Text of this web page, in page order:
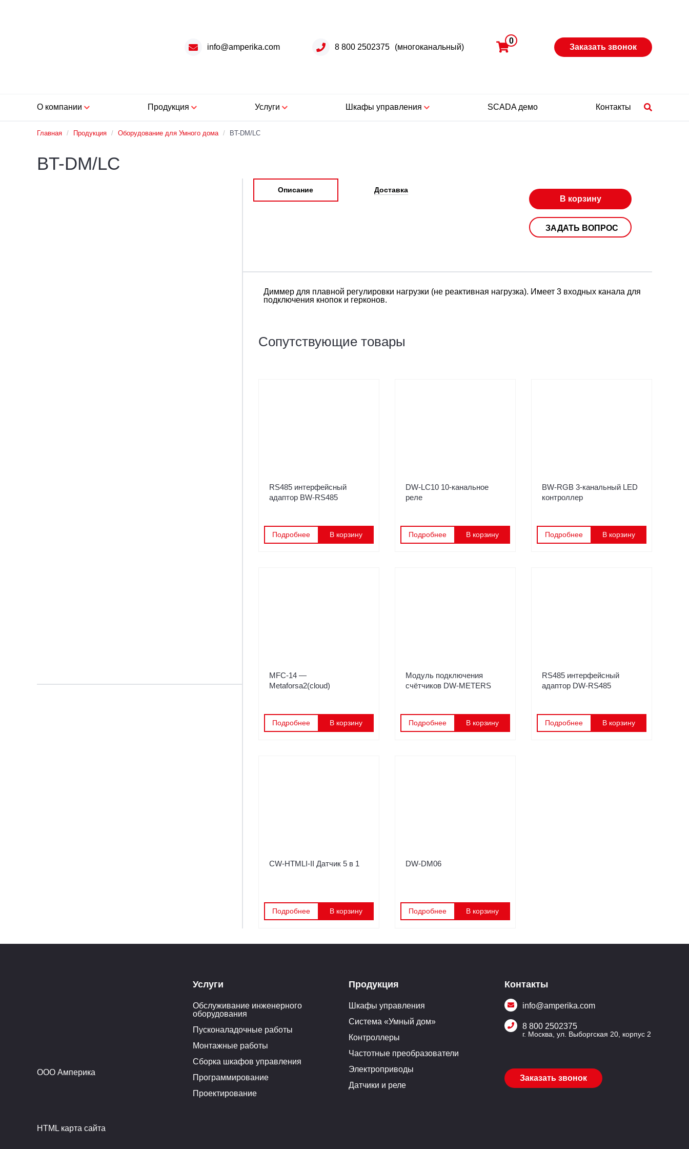
info@amperika.com 8 800 2502375 (многоканальный)
0
Заказать звонок
О компании Продукция Услуги Шкафы управления SCADA демо Контакты
Главная / Продукция / Оборудование для Умного дома / BT-DM/LC
BT-DM/LC
Описание Доставка
В корзину
ЗАДАТЬ ВОПРОС
Диммер для плавной регулировки нагрузки (не реактивная нагрузка). Имеет 3 входных канала для
подключения кнопок и герконов.
Сопутствующие товары
RS485 интерфейсный
адаптор BW-RS485
Подробнее В корзину
DW-LC10 10-канальное
реле
Подробнее В корзину
BW-RGB 3-канальный LED
контроллер
Подробнее В корзину
MFC-14 —
Metaforsa2(cloud)
Подробнее В корзину
Модуль подключения
счётчиков DW-METERS
Подробнее В корзину
RS485 интерфейсный
адаптор DW-RS485
Подробнее В корзину
CW-HTMLI-II Датчик 5 в 1
Подробнее В корзину
DW-DM06
Подробнее В корзину
ООО Амперика
HTML карта сайта
Услуги
Обслуживание инженерного
оборудования
Пусконаладочные работы
Монтажные работы
Сборка шкафов управления
Программирование
Проектирование
Продукция
Шкафы управления
Система «Умный дом»
Контроллеры
Частотные преобразователи
Электроприводы
Датчики и реле
Контакты
info@amperika.com
8 800 2502375
г. Москва, ул. Выборгская 20, корпус 2
Заказать звонок